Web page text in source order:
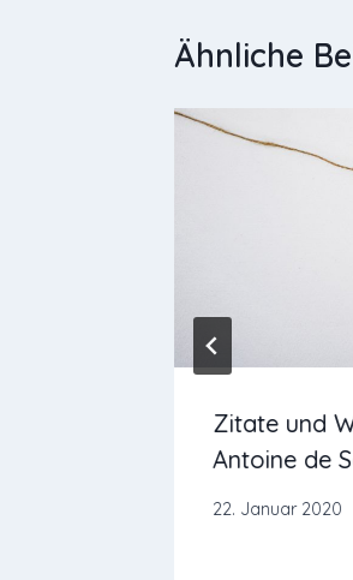
Ähnliche
Zitate und
Antoine de
22. Januar 2020